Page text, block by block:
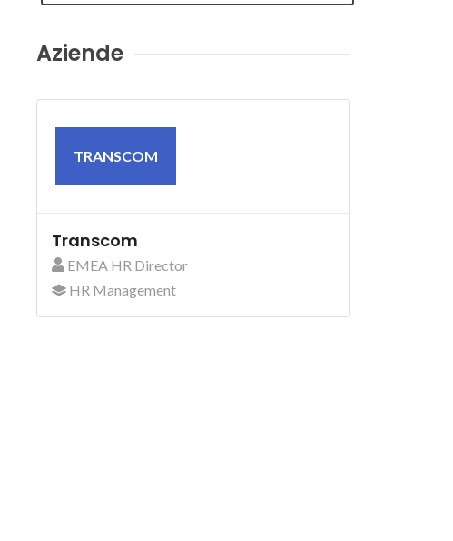
Aziende
TRANSCOM
Transcom
EMEA HR Director
HR Management